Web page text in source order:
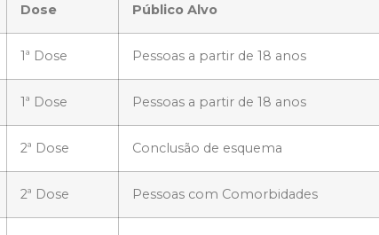
Dose Público Alvo
1ª Dose Pessoas a partir de 18 anos
1ª Dose Pessoas a partir de 18 anos
2ª Dose Conclusão de esquema
2ª Dose Pessoas com Comorbidades